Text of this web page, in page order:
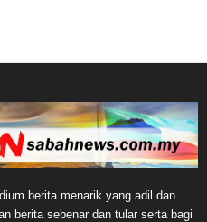
berita menarik yang adil dan
berita sebenar dan tular serta bagi